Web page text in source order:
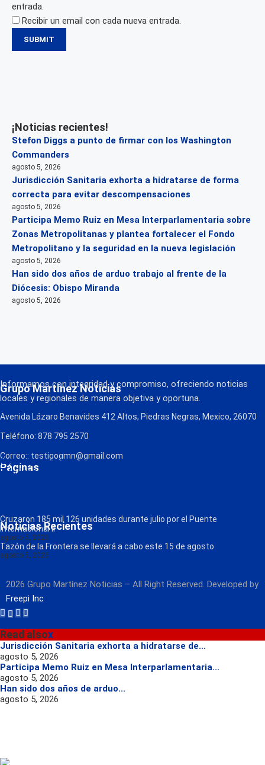
entrada.
Recibir un email con cada nueva entrada.
¡Noticias recientes!
Stefon Diggs a punto de firmar con los Washington
Commanders
agosto 5, 2026
Jurisdicción Sanitaria exhorta a hidratarse de forma
correcta para evitar descompensaciones
agosto 5, 2026
Participa Memo Ruiz en Mesa Interparlamentaria sobre
Zonas Metropolitanas y plantea fortalecer el Fondo
Metropolitano y la seguridad en la nueva legislación
agosto 5, 2026
Han sido dos años de arduo trabajo al frente de la
Diócesis: Obispo Miranda
agosto 5, 2026
Grupo Martínez Noticias
Informamos con integridad y compromiso, ofreciendo noticias
locales y regionales de manera objetiva y oportuna.
Avenida Lázaro Benavides 412 Altos, Piedras Negras, Mexico, 26070
Teléfono: 878 795 2570
Correo:: testigogmn@gmail.com
Páginas
¡Descarga nuestra App!
FM Globo
Radio
Noticias Recientes
Cruzaron 185 mil 126 unidades durante julio por el Puente
Internacional II
agosto 5, 2026
Tazón de la Frontera se llevará a cabo este 15 de agosto
agosto 5, 2026
2026 Grupo Martínez Noticias – All Right Reserved. Developed by
Freepi Inc
Read alsox
Jurisdicción Sanitaria exhorta a hidratarse de...
agosto 5, 2026
Participa Memo Ruiz en Mesa Interparlamentaria...
agosto 5, 2026
Han sido dos años de arduo...
agosto 5, 2026